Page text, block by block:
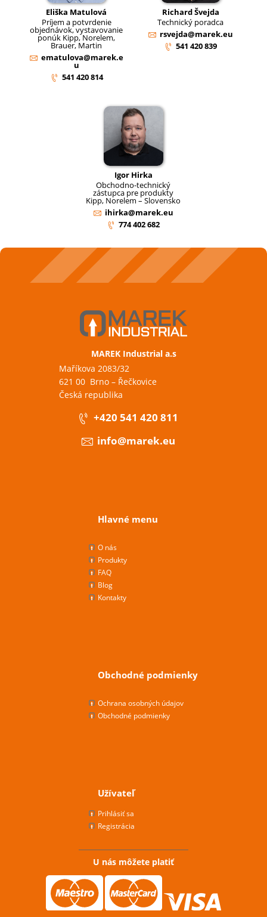
Eliška Matulová
Príjem a potvrdenie
objednávok, vystavovanie
ponúk Kipp, Norelem,
Brauer, Martin
ematulova@marek.e
u
541 420 814
Richard Švejda
Technický poradca
rsvejda@marek.eu
541 420 839
Igor Hirka
Obchodno-technický
zástupca pre produkty
Kipp, Norelem – Slovensko
ihirka@marek.eu
774 402 682
MAREK Industrial a.s
Maříkova 2083/32
621 00 Brno – Řečkovice
Česká republika
+420 541 420 811
info@marek.eu
Hlavné menu
O nás
Produkty
FAQ
Blog
Kontakty
Obchodné podmienky
Ochrana osobných údajov
Obchodné podmienky
Užívateľ
Prihlásiť sa
Registrácia
U nás môžete platiť